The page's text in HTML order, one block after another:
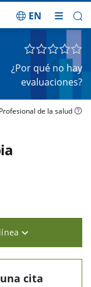
EN
¿Por qué no hay
evaluaciones?
de la salud
cita